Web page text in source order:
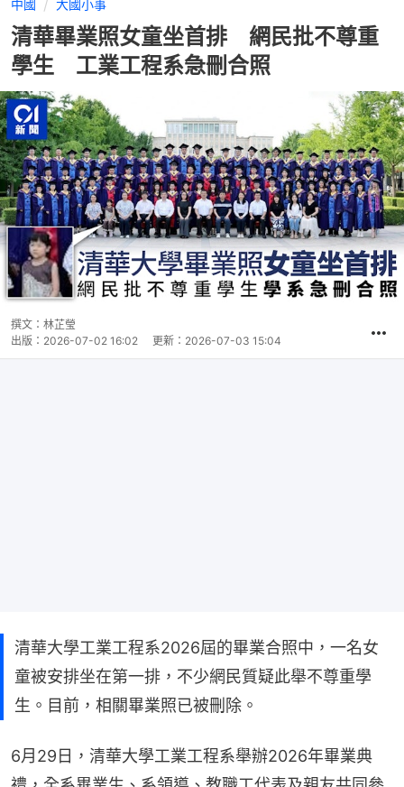
中國 大國小事
清華畢業照女童坐首排 網民批不尊重
學生 工業工程系急刪合照
撰文： 林芷瑩
出版： 2026-07-02 16:02 更新： 2026-07-03 15:04
清華大學工業工程系2026屆的畢業合照中，一名女
童被安排坐在第一排，不少網民質疑此舉不尊重學
生。目前，相關畢業照已被刪除。
6月29日，清華大學工業工程系舉辦2026年畢業典